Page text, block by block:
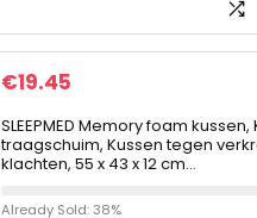
€19.45
SLEEPMED Memory foam
traagschuim, Kussen tegen
klachten, 55 x 43 x 12 cm…
Already Sold: 38%